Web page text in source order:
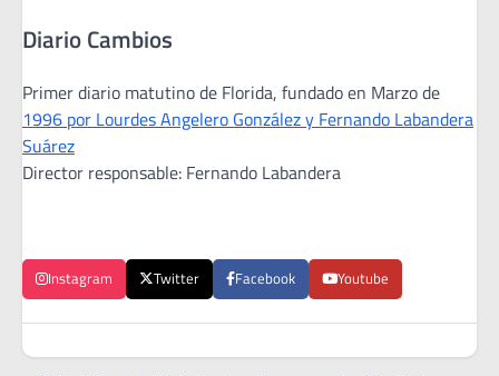
Diario Cambios
Primer diario matutino de Florida, fundado en Marzo de
1996 por Lourdes Angelero González y Fernando Labandera
Suárez
Director responsable: Fernando Labandera
Instagram Twitter Facebook Youtube